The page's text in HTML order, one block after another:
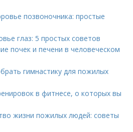
позвоночника: простые
глаз: 5 простых советов
почек и печени в человеческом
гимнастику для пожилых
в фитнесе, о которых вы
жизни пожилых людей: советы